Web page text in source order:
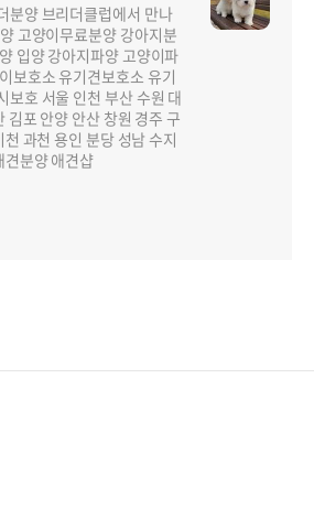
분양 브리더클럽에서 만나
고양이무료분양 강아지분
입양 강아지파양 고양이파
보호소 유기견보호소 유기
보호 서울 인천 부산 수원 대
김포 안양 안산 창원 경주 구
과천 용인 분당 성남 수지
견분양 애견샵